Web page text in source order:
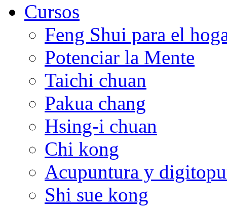
Cursos
Feng Shui para el
Potenciar la Mente
Taichi chuan
Pakua chang
Hsing-i chuan
Chi kong
Acupuntura y
Shi sue kong